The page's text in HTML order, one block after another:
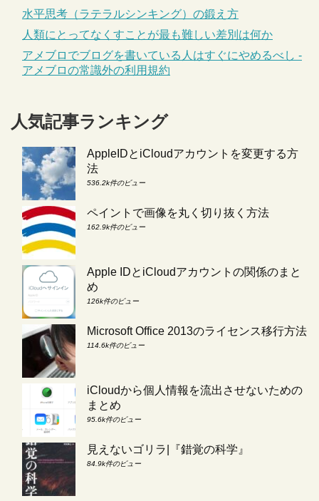
水平思考（ラテラルシンキング）の鍛え方
人類にとってなくすことが最も難しい差別は何か
アメブロでブログを書いている人はすぐにやめるべし -
アメブロの常識外の利用規約
人気記事ランキング
AppleIDとiCloudアカウントを変更する方
法
536.2k件のビュー
ペイントで画像を丸く切り抜く方法
162.9k件のビュー
Apple IDとiCloudアカウントの関係のまと
め
126k件のビュー
Microsoft Office 2013のライセンス移行方法
114.6k件のビュー
iCloudから個人情報を流出させないための
まとめ
95.6k件のビュー
見えないゴリラ|『錯覚の科学』
84.9k件のビュー